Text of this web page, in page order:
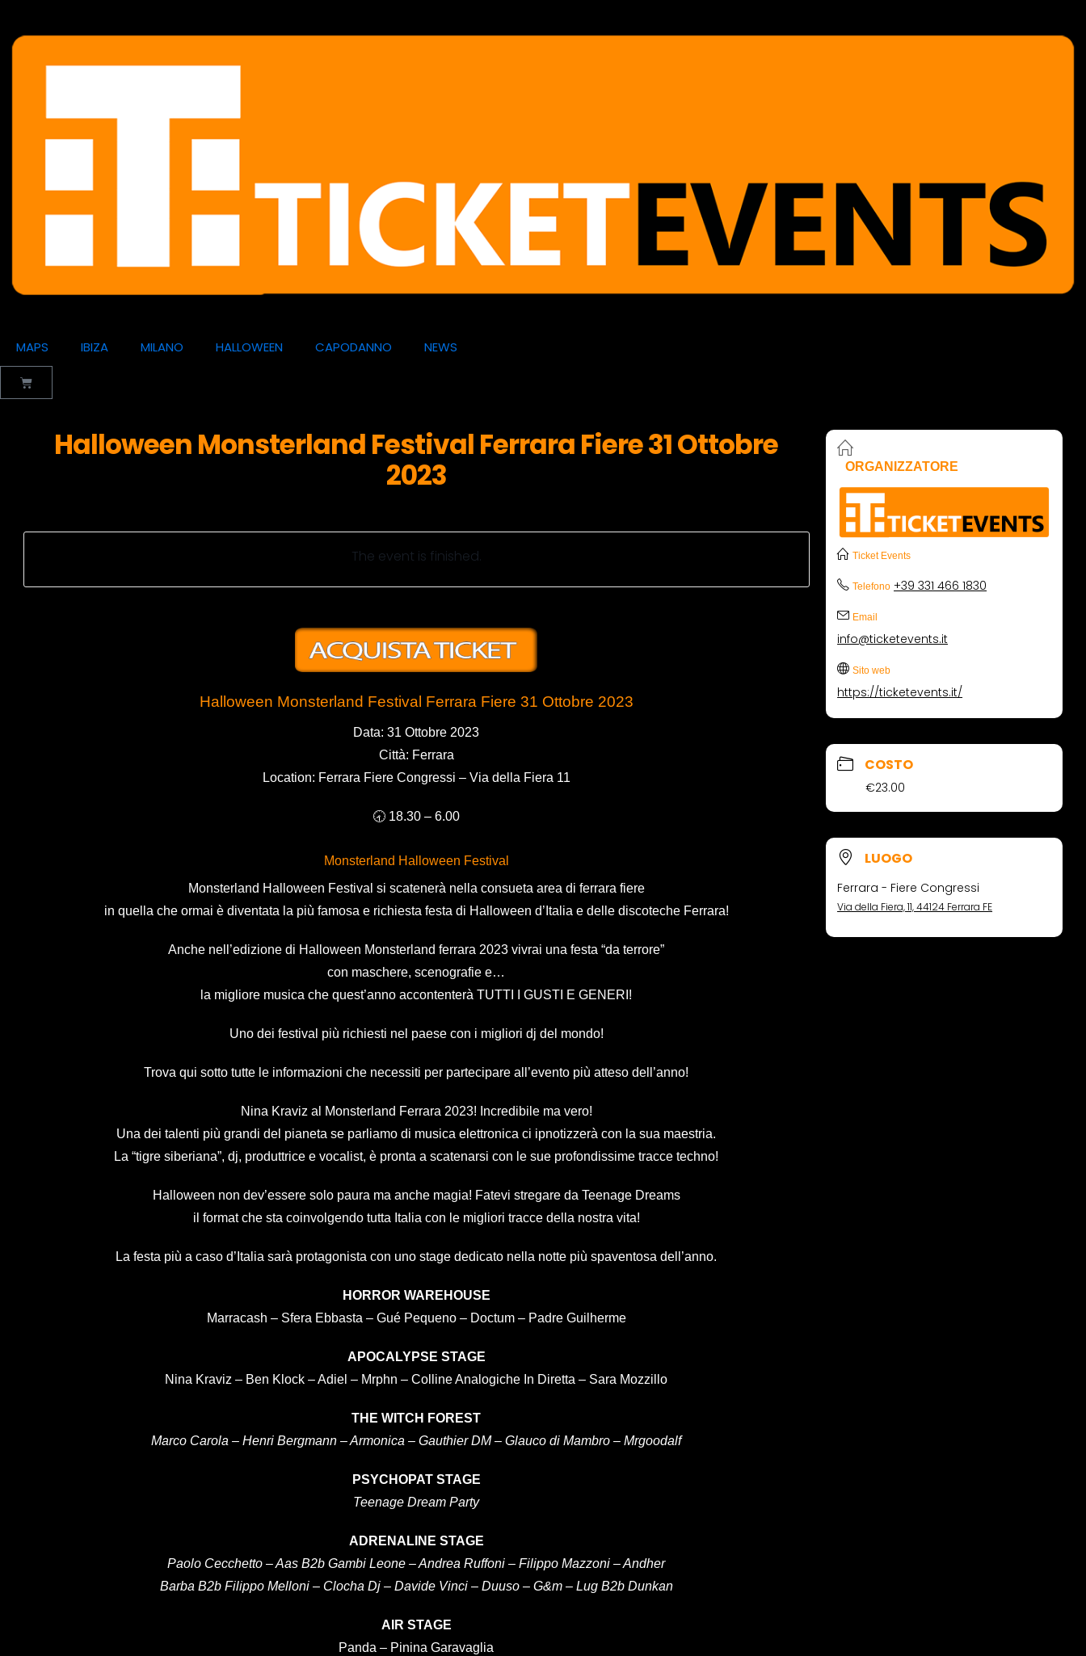
MAPS IBIZA MILANO HALLOWEEN CAPODANNO NEWS
Halloween Monsterland Festival Ferrara Fiere 31 Ottobre
2023
The event is finished.
Halloween Monsterland Festival Ferrara Fiere 31 Ottobre 2023
Data: 31 Ottobre 2023
Città: Ferrara
Location: Ferrara Fiere Congressi – Via della Fiera 11
🕣 18.30 – 6.00
Monsterland Halloween Festival
Monsterland Halloween Festival si scatenerà nella consueta area di ferrara fiere
in quella che ormai è diventata la più famosa e richiesta festa di Halloween d’Italia e delle discoteche Ferrara!
Anche nell’edizione di Halloween Monsterland ferrara 2023 vivrai una festa “da terrore”
con maschere, scenografie e…
la migliore musica che quest’anno accontenterà TUTTI I GUSTI E GENERI!
Uno dei festival più richiesti nel paese con i migliori dj del mondo!
Trova qui sotto tutte le informazioni che necessiti per partecipare all’evento più atteso dell’anno!
Nina Kraviz al Monsterland Ferrara 2023! Incredibile ma vero!
Una dei talenti più grandi del pianeta se parliamo di musica elettronica ci ipnotizzerà con la sua maestria.
La “tigre siberiana”, dj, produttrice e vocalist, è pronta a scatenarsi con le sue profondissime tracce techno!
Halloween non dev’essere solo paura ma anche magia! Fatevi stregare da Teenage Dreams
il format che sta coinvolgendo tutta Italia con le migliori tracce della nostra vita!
La festa più a caso d’Italia sarà protagonista con uno stage dedicato nella notte più spaventosa dell’anno.
HORROR WAREHOUSE
Marracash – Sfera Ebbasta – Gué Pequeno – Doctum – Padre Guilherme
APOCALYPSE STAGE
Nina Kraviz – Ben Klock – Adiel – Mrphn – Colline Analogiche In Diretta – Sara Mozzillo
THE WITCH FOREST
Marco Carola –Henri Bergmann –Armonica –Gauthier DM –Glauco di Mambro –Mrgoodalf
PSYCHOPAT STAGE
Teenage Dream Party
ADRENALINE STAGE
Paolo Cecchetto – Aas B2b Gambi Leone – Andrea Ruffoni – Filippo Mazzoni – Andher
Barba B2b Filippo Melloni – Clocha Dj – Davide Vinci – Duuso – G&m – Lug B2b Dunkan
AIR STAGE
Panda – Pinina Garavaglia
ORGANIZZATORE
Ticket Events
Telefono +39 331 466 1830
Email
info@ticketevents.it
Sito web
https://ticketevents.it/
COSTO
€23.00
LUOGO
Ferrara - Fiere Congressi
Via della Fiera, 11, 44124 Ferrara FE